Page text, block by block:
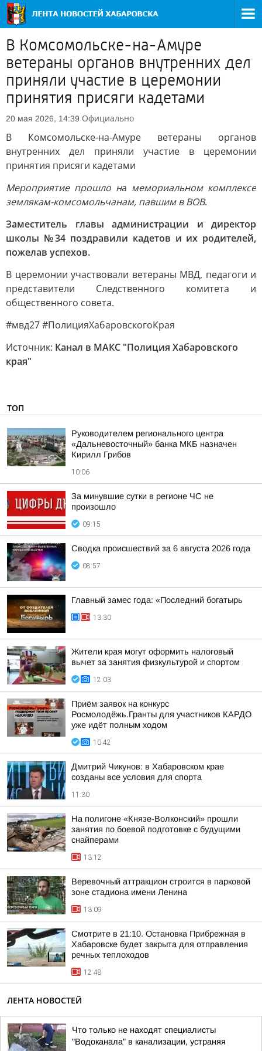
В Комсомольске-на-Амуре
ветераны органов внутренних дел
приняли участие в церемонии
принятия присяги кадетами
20 мая 2026, 14:39 Официально
В Комсомольске-на-Амуре ветераны органов
внутренних дел приняли участие в церемонии
принятия присяги кадетами
Мероприятие прошло на мемориальном комплексе
землякам-комсомольчанам, павшим в ВОВ.
Заместитель главы администрации и директор
школы №34 поздравили кадетов и их родителей,
пожелав успехов.
В церемонии участвовали ветераны МВД, педагоги и
представители Следственного комитета и
общественного совета.
#мвд27 #ПолицияХабаровскогоКрая
Источник: Канал в МАКС "Полиция Хабаровского
края"
ТОП
Руководителем регионального центра
«Дальневосточный» банка МКБ назначен
Кирилл Грибов
10:06
За минувшие сутки в регионе ЧС не
произошло
09:15
Сводка происшествий за 6 августа 2026 года
08:57
Главный замес года: «Последний богатырь
13:30
Жители края могут оформить налоговый
вычет за занятия физкультурой и спортом
12:03
Приём заявок на конкурс
Росмолодёжь.Гранты для участников КАРДО
уже идёт полным ходом
10:42
Дмитрий Чикунов: в Хабаровском крае
созданы все условия для спорта
11:30
На полигоне «Князе-Волконский» прошли
занятия по боевой подготовке с будущими
снайперами
13:12
Веревочный аттракцион строится в парковой
зоне стадиона имени Ленина
13:09
Смотрите в 21:10. Остановка Прибрежная в
Хабаровске будет закрыта для отправления
речных теплоходов
12:48
ЛЕНТА НОВОСТЕЙ
Что только не находят специалисты
"Водоканала" в канализации, устраняя